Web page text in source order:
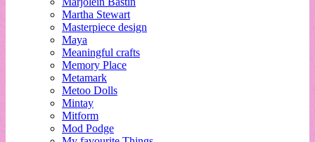
Martha Stewart
Masterpiece design
Maya
Meaningful crafts
Memory Place
Metamark
Metoo Dolls
Mintay
Mitform
Mod Podge